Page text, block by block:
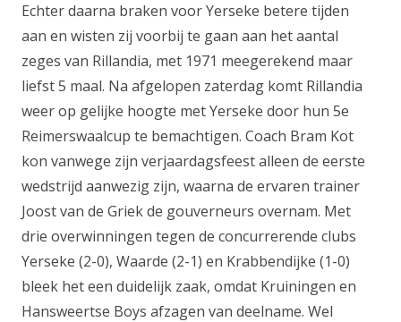
Echter daarna braken voor Yerseke betere tijden
aan en wisten zij voorbij te gaan aan het aantal
zeges van Rillandia, met 1971 meegerekend maar
liefst 5 maal. Na afgelopen zaterdag komt Rillandia
weer op gelijke hoogte met Yerseke door hun 5e
Reimerswaalcup te bemachtigen. Coach Bram Kot
kon vanwege zijn verjaardagsfeest alleen de eerste
wedstrijd aanwezig zijn, waarna de ervaren trainer
Joost van de Griek de gouverneurs overnam. Met
drie overwinningen tegen de concurrerende clubs
Yerseke (2-0), Waarde (2-1) en Krabbendijke (1-0)
bleek het een duidelijk zaak, omdat Kruiningen en
Hansweertse Boys afzagen van deelname. Wel